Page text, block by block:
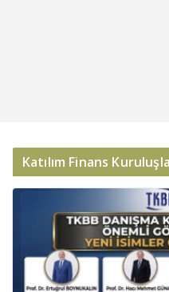
Katılım Finans